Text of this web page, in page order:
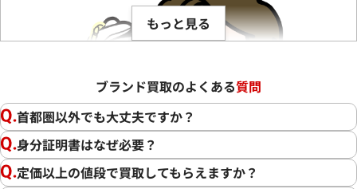
もっと見る
ブランド買取のよくある質問
首都圏以外でも大丈夫ですか？
身分証明書はなぜ必要？
定価以上の値段で買取してもらえますか？